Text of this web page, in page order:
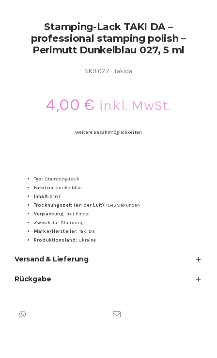
Kundenbewertungen
Stamping-Lack TAKI DA –
professional stamping polish –
Perlmutt Dunkelblau 027, 5 ml
SKU 027_takida
4,00 € inkl. MwSt.
Weitere Bezahlmöglichkeiten
Typ: Stamping-Lack
Farbton: dunkelblau
Inhalt: 5 ml
Trocknungszeit (an der Luft): 10-15 Sekunden
Verpackung: mit Pinsel
Zweck: für Stamping
Marke/Hersteller: Taki Da
Produktionsland: Ukraine
Versand & Lieferung
Rückgabe